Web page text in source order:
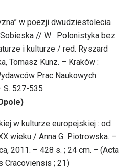
w poezji dwudziestolecia
// W : Polonistyka bez
i kulturze / red. Ryszard
Tomasz Kunz. – Kraków :
Prac Naukowych
S. 527-535
w kulturze europejskiej : od
wieku / Anna G. Piotrowska. –
2011. – 428 s. ; 24 cm. – (Acta
Cracoviensis ; 21)